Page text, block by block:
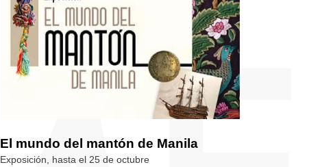
El mundo del mantón de Manila
Exposición, hasta el 25 de octubre